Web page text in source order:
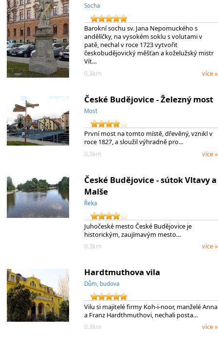
Socha
Barokní sochu sv. Jana Nepomuckého s
andělíčky, na vysokém soklu s volutami v
patě, nechal v roce 1723 vytvořit
českobudějovický měšťan a koželužský mistr
Vít…
0.3km
více »
České Budějovice - Železný most
Most
První most na tomto místě, dřevěný, vznikl v
roce 1827, a sloužil výhradně pro…
0.3km
více »
České Budějovice - sútok Vltavy a
Malše
Řeka
Juhočeské mesto České Budějovice je
historickým, zaujímavým mesto…
0.3km
více »
Hardtmuthova vila
Dům, budova
Vilu si majitelé firmy Koh-i-noor, manželé Anna
a Franz Hardthmuthovi, nechali posta…
0.3km
více »